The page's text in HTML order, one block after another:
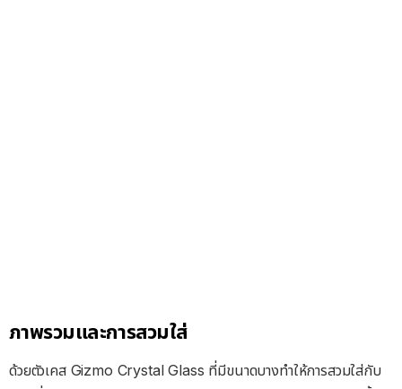
ภาพรวมและการสวมใส่
ด้วยตัวเคส Gizmo Crystal Glass ที่มีขนาดบางทำให้การสวมใส่กับ